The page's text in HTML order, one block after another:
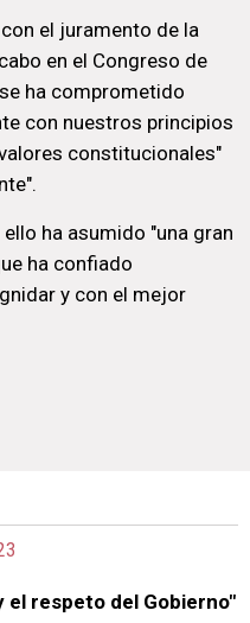
el juramento de la
en el Congreso de
ha comprometido
con nuestros principios
constitucionales"
ha asumido "una gran
ha confiado
y con el mejor
el respeto del Gobierno"